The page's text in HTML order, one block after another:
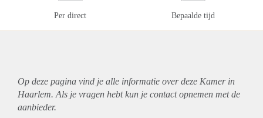
Per direct Bepaalde tijd
Op deze pagina vind je alle informatie over deze Kamer in
Haarlem. Als je vragen hebt kun je contact opnemen met de
aanbieder.